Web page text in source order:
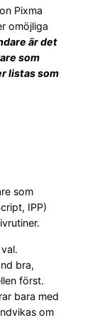
Pixma
omöjliga
är det
som
listas som
som
IPP)
bra,
först.
bara med
om